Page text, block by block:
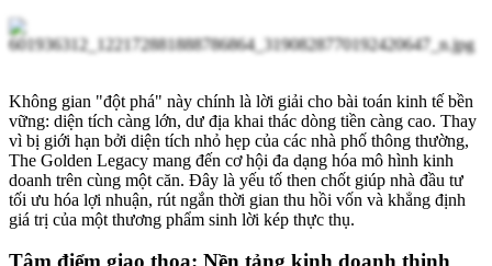
Không gian "đột phá" này chính là lời giải cho bài toán kinh tế bền
vững: diện tích càng lớn, dư địa khai thác dòng tiền càng cao. Thay
vì bị giới hạn bởi diện tích nhỏ hẹp của các nhà phố thông thường,
The Golden Legacy mang đến cơ hội đa dạng hóa mô hình kinh
doanh trên cùng một căn. Đây là yếu tố then chốt giúp nhà đầu tư
tối ưu hóa lợi nhuận, rút ngắn thời gian thu hồi vốn và khẳng định
giá trị của một thương phẩm sinh lời kép thực thụ.
Tâm điểm giao thoa: Nền tảng kinh doanh thịnh